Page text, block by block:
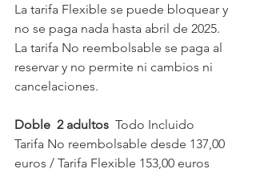
La tarifa Flexible se puede bloquear y
no se paga nada hasta abril de 2025.
La tarifa No reembolsable se paga al
reservar y no permite ni cambios ni
cancelaciones.
Doble  2 adultos Todo Incluido
Tarifa No reembolsable desde 137,00
euros / Tarifa Flexible 153,00 euros